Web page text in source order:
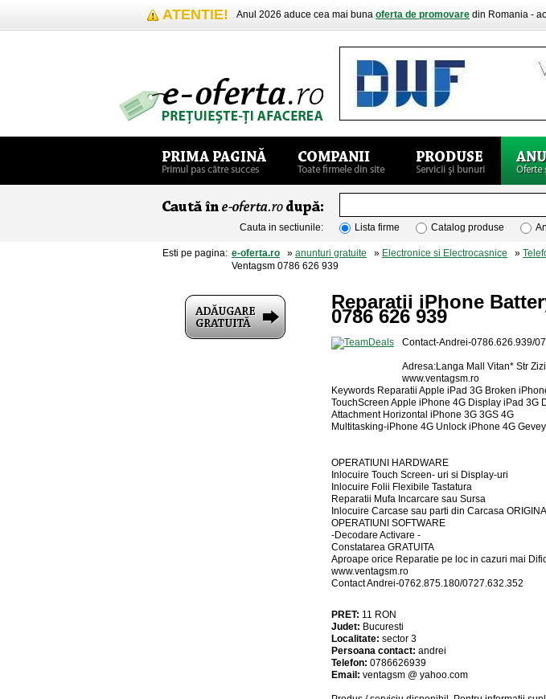
ATENTIE! Anul 2026 aduce cea mai buna oferta de promovare din Romania -
Cauta in sectiunile: Lista firme Catalog produse
Esti pe pagina: e-oferta.ro » anunturi gratuite » Electronice si Electrocasnice »
Ventagsm 0786 626 939
Reparatii iPhone
0786 626 939
Contact-Andrei-0786.626.939/
Adresa:Langa Mall Vitan* Str
www.ventagsm.ro
Keywords Reparatii Apple iPad 3G Broken
TouchScreen Apple iPhone 4G Display iPad 3G
Attachment Horizontal iPhone 3G 3GS 4G
Multitasking-iPhone 4G Unlock iPhone 4G
OPERATIUNI HARDWARE
Inlocuire Touch Screen- uri si Display-uri
Inlocuire Folii Flexibile Tastatura
Reparatii Mufa Incarcare sau Sursa
Inlocuire Carcase sau parti din Carcasa
OPERATIUNI SOFTWARE
-Decodare Activare -
Constatarea GRATUITA
Aproape orice Reparatie pe loc in cazuri mai
www.ventagsm.ro
Contact Andrei-0762.875.180/0727.632.352
PRET: 11 RON
Judet: Bucuresti
Localitate: sector 3
Persoana contact: andrei
Telefon: 0786626939
Email: ventagsm @ yahoo.com